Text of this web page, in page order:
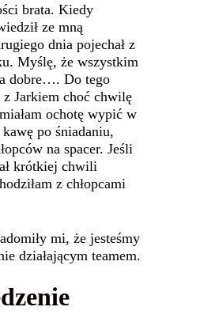
brata. Kiedy
ze mną
dnia pojechał z
Myślę, że wszystkim
dobre…. Do tego
Jarkiem choć chwilę
ochotę wypić w
po śniadaniu,
na spacer. Jeśli
krótkiej chwili
z chłopcami
mi, że jesteśmy
działającym teamem.